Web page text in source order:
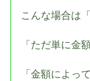
こんな場合は
「ただ単に金
「金額によっ